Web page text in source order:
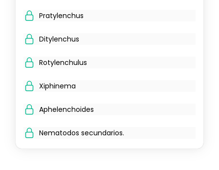
Pratylenchus
Ditylenchus
Rotylenchulus
Xiphinema
Aphelenchoides
Nematodos secundarios.